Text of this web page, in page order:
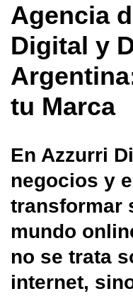
Agencia
Digital y
tu Marca
En Azzurri
negocios y
transformar
mundo
no se trata
internet,